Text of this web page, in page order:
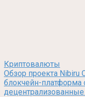
Криптовалюты
Обзор проекта Nibiru
блокчейн-платформа